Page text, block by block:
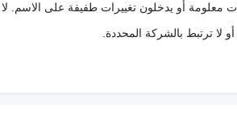
معلومة أو يدخلون تغييرات طفيفة على الاسم.
لا ترتبط بالشركة المحددة.